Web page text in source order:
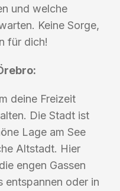
und welche
Keine Sorge,
für dich!
deine Freizeit
Die Stadt ist
Lage am See
Altstadt. Hier
engen Gassen
entspannen oder in